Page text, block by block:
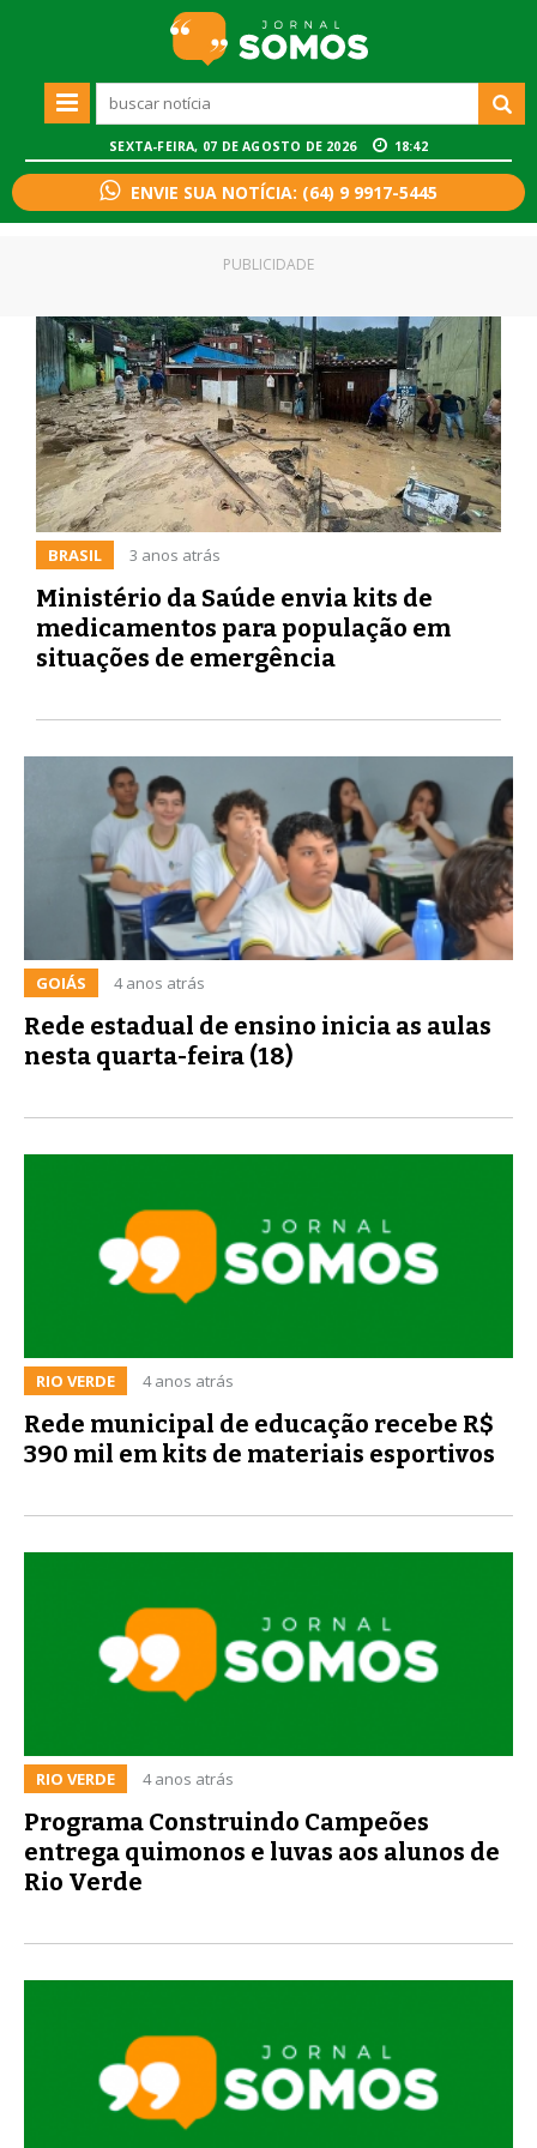
SEXTA-FEIRA, 07 DE AGOSTO DE 2026 18:42
ENVIE SUA NOTÍCIA: (64) 9 9917-5445
BRASIL 3 anos atrás
Ministério da Saúde envia kits de
medicamentos para população em
situações de emergência
PUBLICIDADE
GOIÁS 4 anos atrás
Rede estadual de ensino inicia as aulas
nesta quarta-feira (18)
RIO VERDE 4 anos atrás
Rede municipal de educação recebe R$
390 mil em kits de materiais esportivos
RIO VERDE 4 anos atrás
Programa Construindo Campeões
entrega quimonos e luvas aos alunos de
Rio Verde